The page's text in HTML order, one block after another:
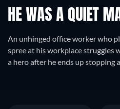
HE WAS A QUIET
An unhinged office worker who
spree at his workplace struggles
a hero after he ends up stopping